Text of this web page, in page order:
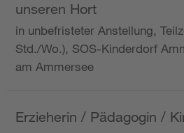
unseren Hort
in unbefristeter Anstellung,
Std./Wo.), SOS-Kinderdorf
am Ammersee
Erzieherin / Pädagogin /